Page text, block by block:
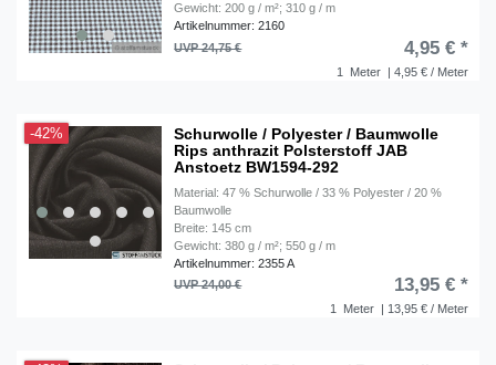
Gewicht: 200 g / m²; 310 g / m
Artikelnummer: 2160
1 Meter | 4,95 € / Meter
UVP 24,75 € 4,95 € *
-42%
Schurwolle / Polyester / Baumwolle
Rips anthrazit Polsterstoff JAB
Anstoetz BW1594-292
Material: 47 % Schurwolle / 33 % Polyester / 20 %
Baumwolle
Breite: 145 cm
Gewicht: 380 g / m²; 550 g / m
Artikelnummer: 2355 A
1 Meter | 13,95 € / Meter
UVP 24,00 € 13,95 € *